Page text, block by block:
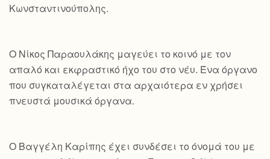
Κωνσταντινούπολης.
Ο Νίκος Παραουλάκης μαγεύει το κοινό με τον
απαλό και εκφραστικό ήχο του στο νέυ. Ένα όργανο
που συγκαταλέγεται στα αρχαιότερα εν χρήσει
πνευστά μουσικά όργανα.
Ο Βαγγέλη Καρίπης έχει συνδέσει το όνομά του με